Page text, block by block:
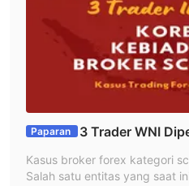
nano dan standar tidak
ITBfx memiliki tingkat stop out.
tingkatnya adalah 20%. Untuk
Platform Trading
Deposit dan Penarikan
ITBfx tidak menyebutkan
Paparan
3 Trader WNI
Scam ITBFX Kasus
aw
Kasus broker forex kategori
Salah satu entitas yang saat